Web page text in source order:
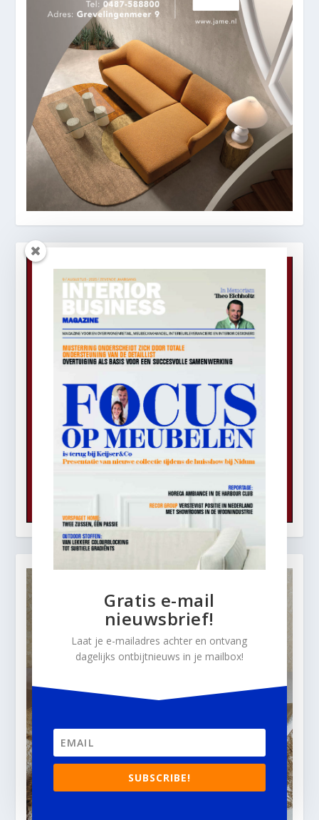
Gratis e-mail
nieuwsbrief!
Laat je e-mailadres achter en ontvang
dagelijks ontbijtnieuws in je mailbox!
SUBSCRIBE!